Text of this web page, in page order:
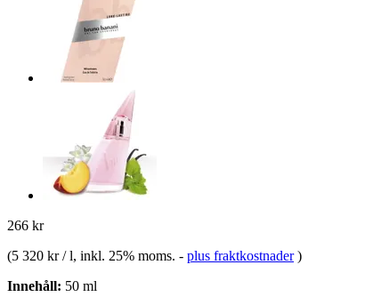
266 kr
(5 320 kr / l, inkl. 25% moms. - plus fraktkostnader )
Innehåll: 50 ml